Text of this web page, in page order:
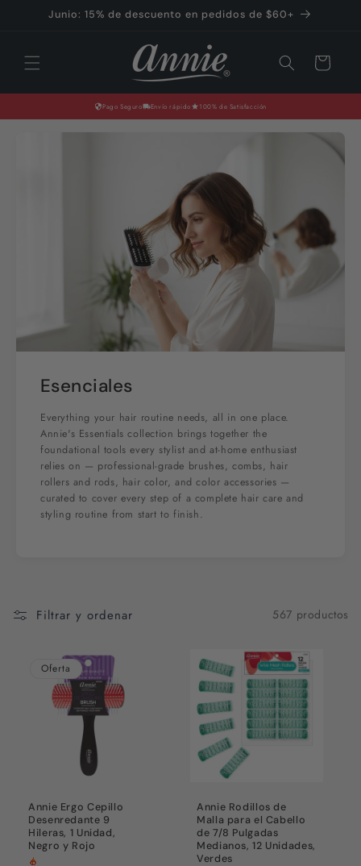
directamente
Junio: 15% de descuento en pedidos de $60+
Carrito
Pago Seguro Envío rápido 100% de Satisfacción
Esenciales
Everything your hair routine needs, all in one place.
Annie's Essentials collection brings together the
foundational tools every stylist and at-home enthusiast
relies on — professional-grade brushes, combs, hair
rollers and rods, hair color, and color accessories —
curated to cover every step of a complete hair care and
styling routine from start to finish.
Filtrar y ordenar 567 productos
Oferta
Annie Ergo Cepillo
Desenredante 9
Hileras, 1 Unidad,
Negro y Rojo
Annie Rodillos de
Malla para el Cabello
de 7/8 Pulgadas
Medianos, 12 Unidades,
Verdes